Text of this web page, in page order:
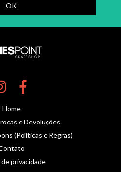
Home
e Devoluções
(Políticas e Regras)
privacidade